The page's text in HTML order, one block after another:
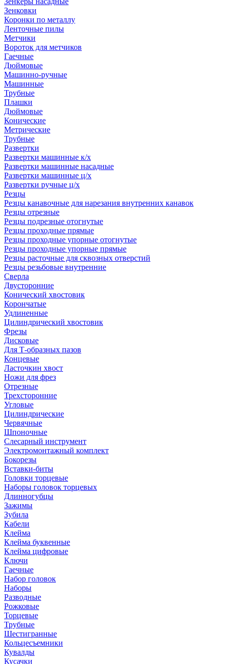
Зенковки
Коронки по металлу
Ленточные пилы
Метчики
Вороток для метчиков
Гаечные
Дюймовые
Машинно-ручные
Машинные
Трубные
Плашки
Дюймовые
Конические
Метрические
Трубные
Развертки
Развертки машинные к/х
Развертки машинные насадные
Развертки машинные ц/х
Развертки ручные ц/х
Резцы
Резцы канавочные для нарезания внутренних канавок
Резцы отрезные
Резцы подрезные отогнутые
Резцы проходные прямые
Резцы проходные упорные отогнутые
Резцы проходные упорные прямые
Резцы расточные для сквозных отверстий
Резцы резьбовые внутренние
Сверла
Двусторонние
Конический хвостовик
Корончатые
Удлиненные
Цилиндрический хвостовик
Фрезы
Дисковые
Для Т-образных пазов
Концевые
Ласточкин хвост
Ножи для фрез
Отрезные
Трехсторонние
Угловые
Цилиндрические
Червячные
Шпоночные
Слесарный инструмент
Электромонтажный комплект
Бокорезы
Вставки-биты
Головки торцевые
Наборы головок торцевых
Длинногубцы
Зажимы
Зубила
Кабели
Клейма
Клейма буквенные
Клейма цифровые
Ключи
Гаечные
Набор головок
Наборы
Разводные
Рожковые
Торцевые
Трубные
Шестигранные
Кольцесъемники
Кувалды
Кусачки